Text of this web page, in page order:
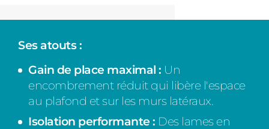
Ses atouts :
Gain de place maximal : Un
encombrement réduit qui libère l'espace
au plafond et sur les murs latéraux.
Isolation performante : Des lames en